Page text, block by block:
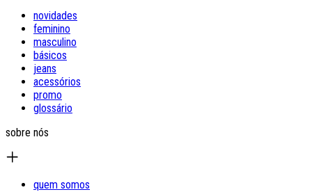
novidades
feminino
masculino
básicos
jeans
acessórios
promo
glossário
sobre nós
quem somos